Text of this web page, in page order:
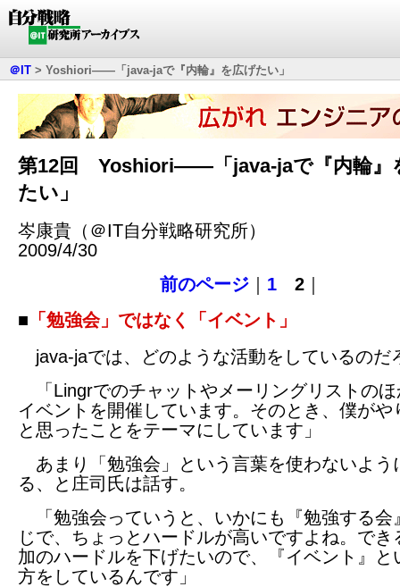
＠IT > Yoshiori――「java-jaで『内輪』を広げたい」
第12回 Yoshiori――「java-jaで『内輪』
たい」
岑康貴（＠IT自分戦略研究所）
2009/4/30
前のページ
1 2
■ 「勉強会」ではなく「イベント」
java-jaでは、どのような活動をしているのだ
「Lingrでのチャットやメーリングリストのほ
イベントを開催しています。そのとき、僕がや
と思ったことをテーマにしています」
あまり「勉強会」という言葉を使わないよう
る、と庄司氏は話す。
「勉強会っていうと、いかにも『勉強する会
じで、ちょっとハードルが高いですよね。でき
加のハードルを下げたいので、『イベント』と
方をしているんです」